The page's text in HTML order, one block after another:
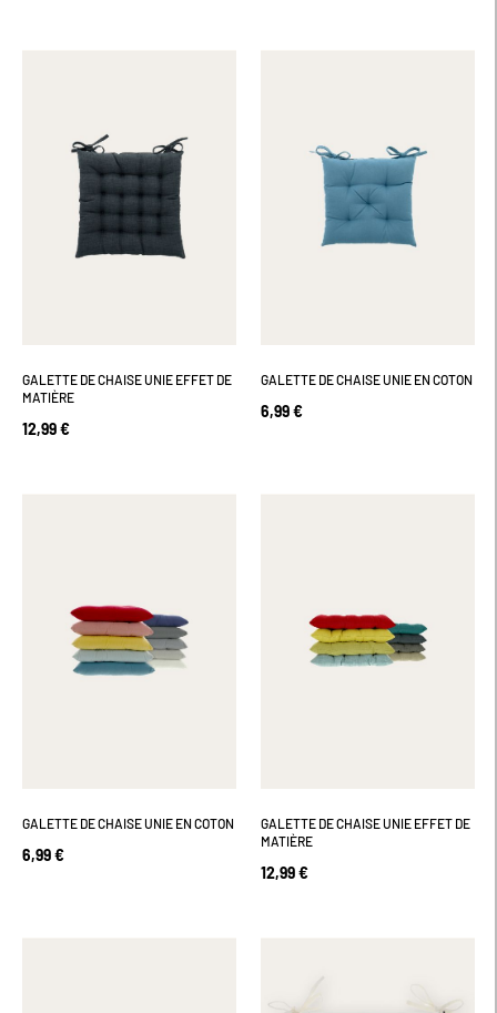
GALETTE DE CHAISE UNIE EFFET DE
MATIÈRE
12,99 €
GALETTE DE CHAISE UNIE EN COTON
6,99 €
GALETTE DE CHAISE UNIE EN COTON
6,99 €
GALETTE DE CHAISE UNIE EFFET DE
MATIÈRE
12,99 €